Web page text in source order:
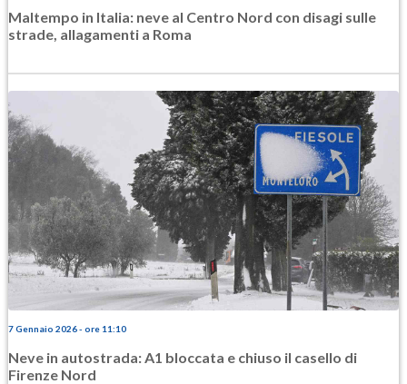
Maltempo in Italia: neve al Centro Nord con disagi sulle
strade, allagamenti a Roma
7 Gennaio 2026 - ore 11:10
Neve in autostrada: A1 bloccata e chiuso il casello di
Firenze Nord